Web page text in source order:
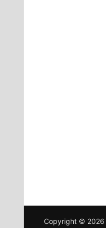
Copyright © 2026